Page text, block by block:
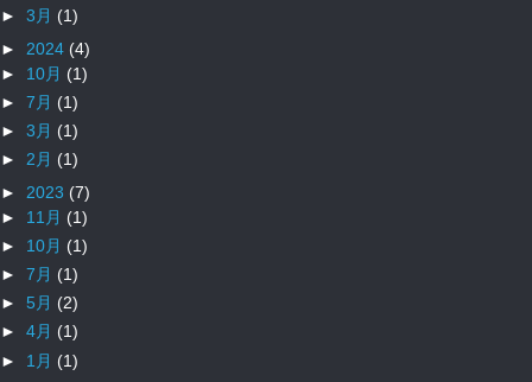
► 3月 (1)
► 2024 (4)
► 10月 (1)
► 7月 (1)
► 3月 (1)
► 2月 (1)
► 2023 (7)
► 11月 (1)
► 10月 (1)
► 7月 (1)
► 5月 (2)
► 4月 (1)
► 1月 (1)